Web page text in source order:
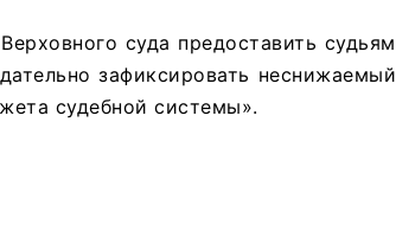
суда предоставить судьям
зафиксировать неснижаемый
судебной системы».